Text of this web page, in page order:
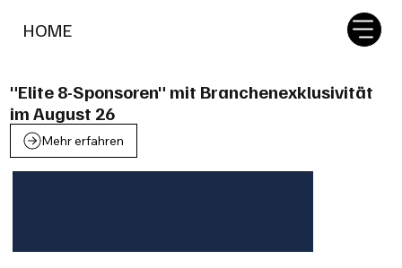
HOME
"Elite 8-Sponsoren" mit Branchenexklusivität
im August 26
Mehr erfahren